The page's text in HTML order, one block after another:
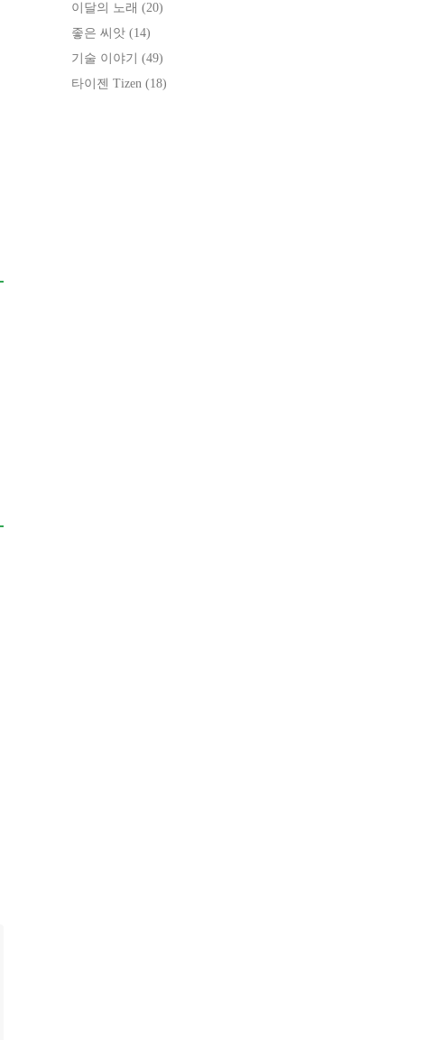
이달의 노래 (20)
좋은 씨앗 (14)
기술 이야기 (49)
타이젠 Tizen (18)